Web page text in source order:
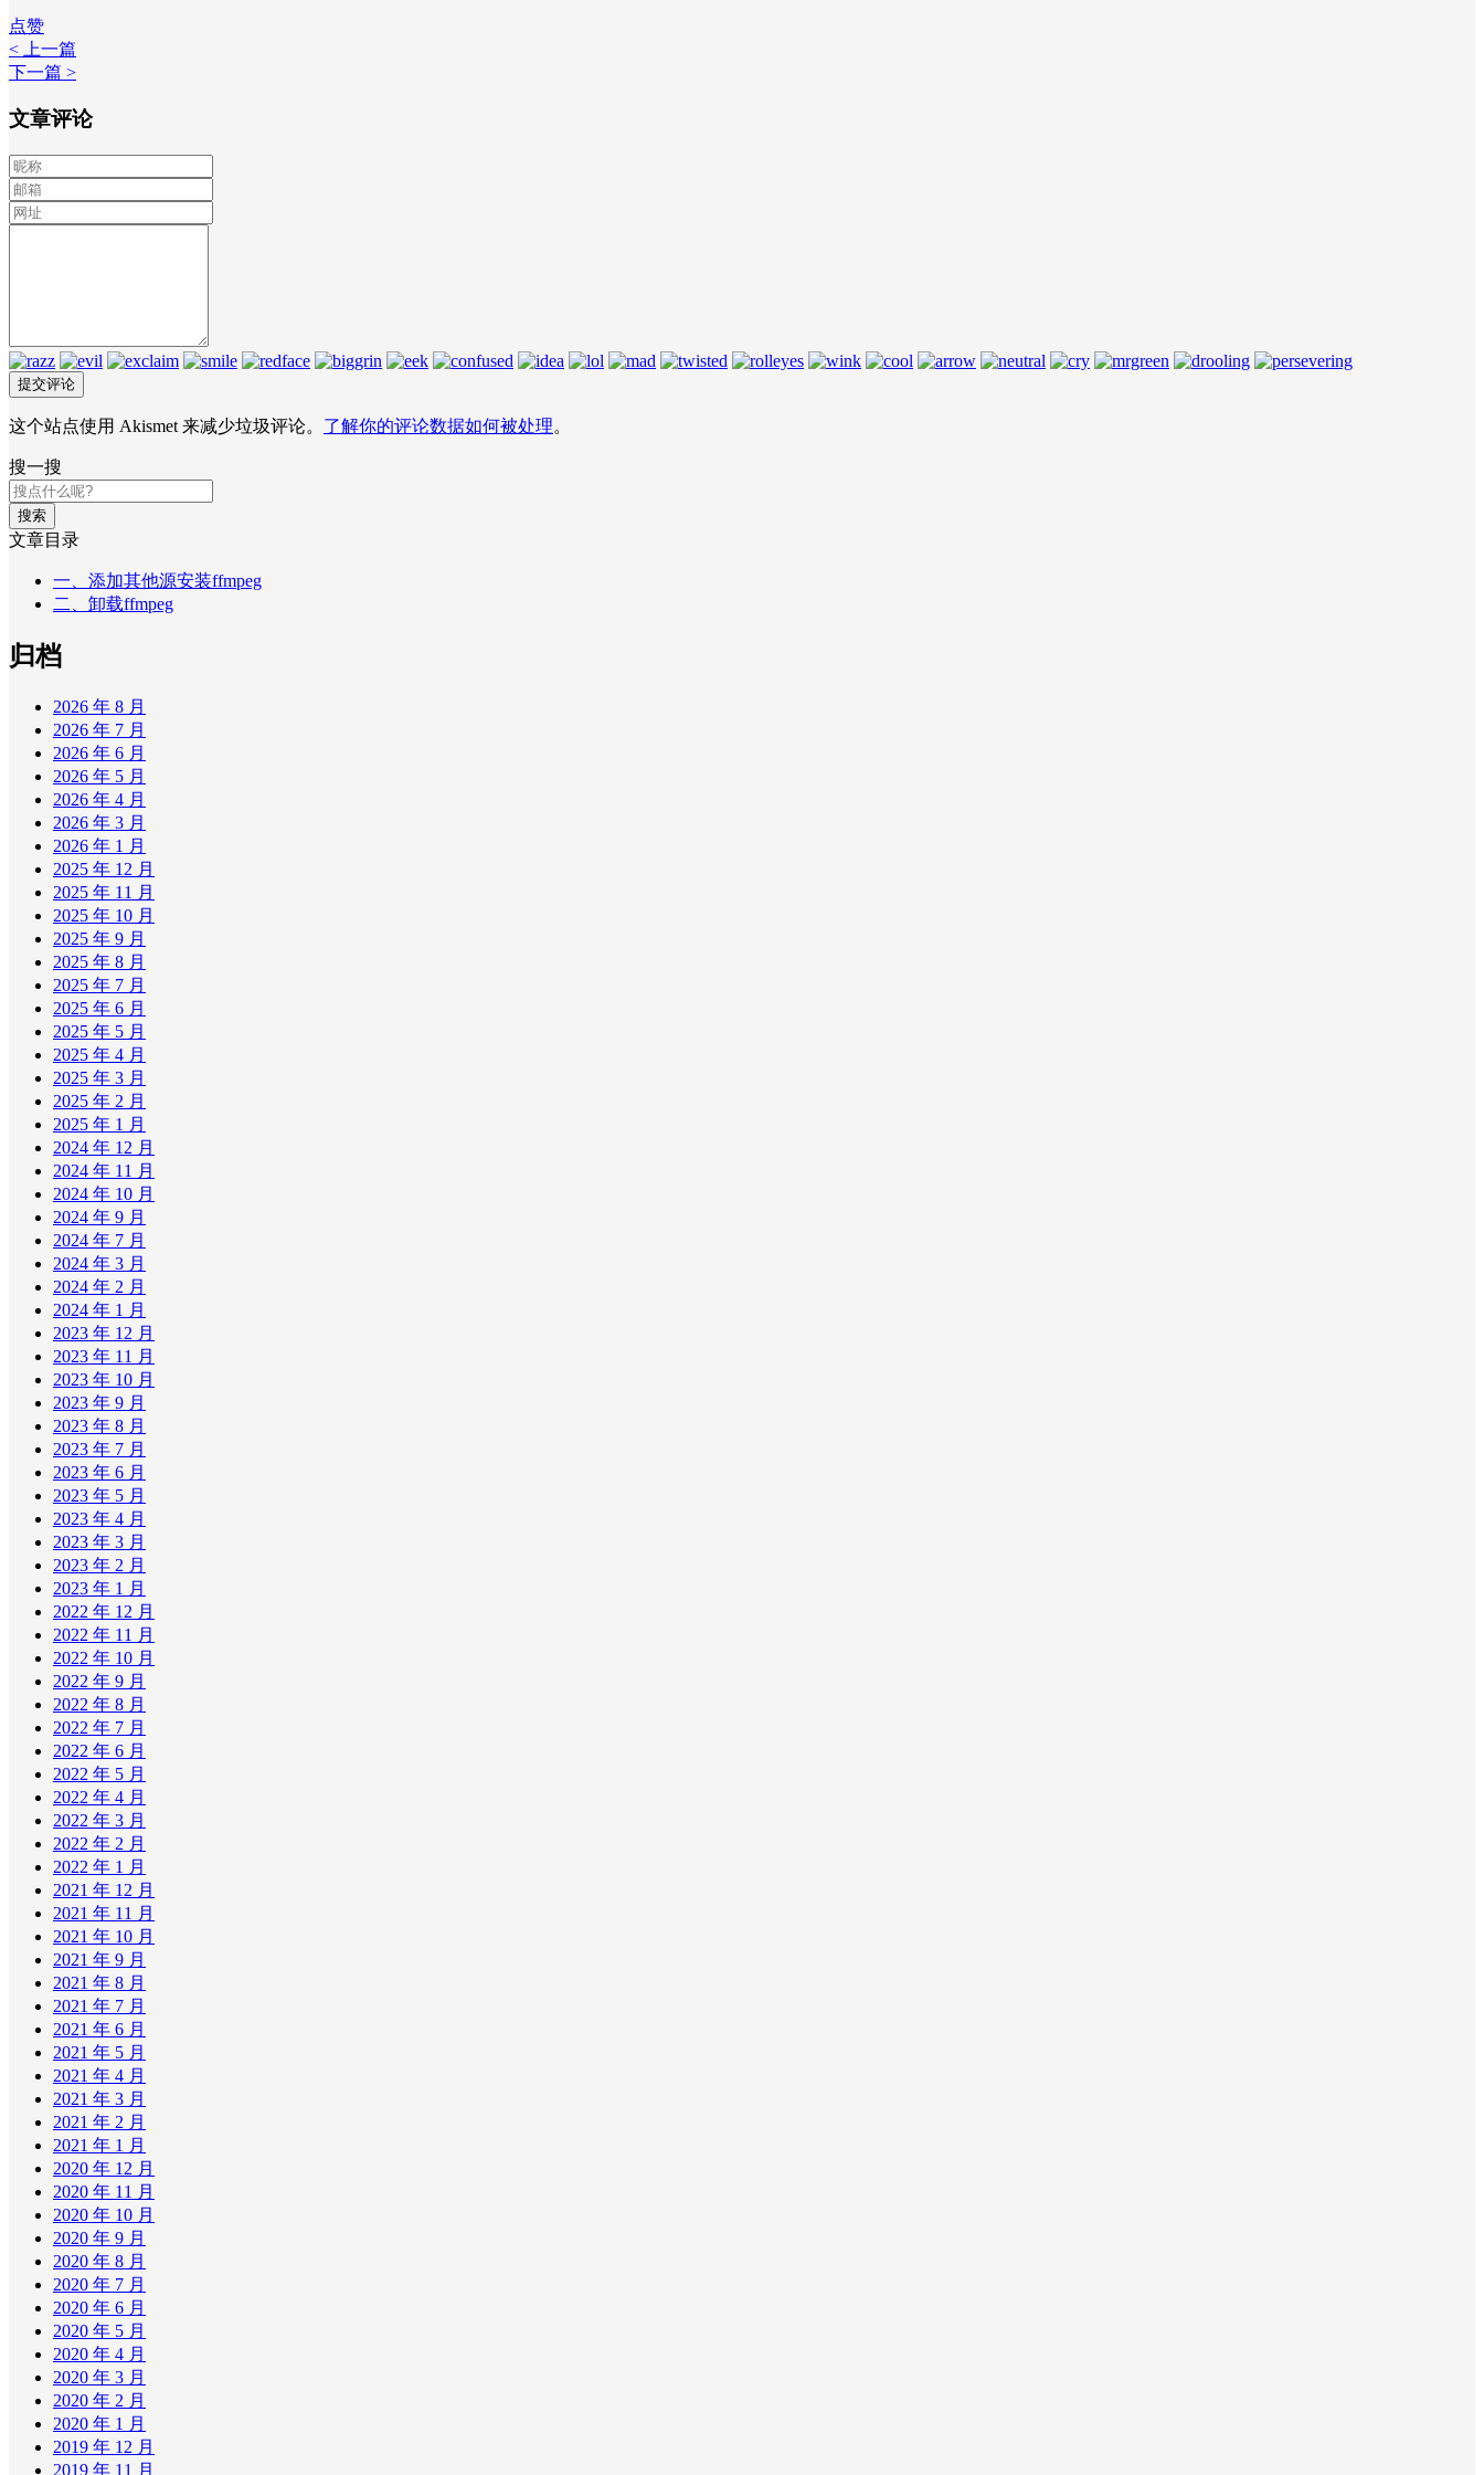
点赞
< 上一篇
下一篇 >
文章评论
这个站点使用 Akismet 来减少垃圾评论。 了解你的评论数据如何被处理。
搜一搜
搜索
文章目录
一、添加其他源安装ffmpeg
二、卸载ffmpeg
归档
2026 年 8 月
2026 年 7 月
2026 年 6 月
2026 年 5 月
2026 年 4 月
2026 年 3 月
2026 年 1 月
2025 年 12 月
2025 年 11 月
2025 年 10 月
2025 年 9 月
2025 年 8 月
2025 年 7 月
2025 年 6 月
2025 年 5 月
2025 年 4 月
2025 年 3 月
2025 年 2 月
2025 年 1 月
2024 年 12 月
2024 年 11 月
2024 年 10 月
2024 年 9 月
2024 年 7 月
2024 年 3 月
2024 年 2 月
2024 年 1 月
2023 年 12 月
2023 年 11 月
2023 年 10 月
2023 年 9 月
2023 年 8 月
2023 年 7 月
2023 年 6 月
2023 年 5 月
2023 年 4 月
2023 年 3 月
2023 年 2 月
2023 年 1 月
2022 年 12 月
2022 年 11 月
2022 年 10 月
2022 年 9 月
2022 年 8 月
2022 年 7 月
2022 年 6 月
2022 年 5 月
2022 年 4 月
2022 年 3 月
2022 年 2 月
2022 年 1 月
2021 年 12 月
2021 年 11 月
2021 年 10 月
2021 年 9 月
2021 年 8 月
2021 年 7 月
2021 年 6 月
2021 年 5 月
2021 年 4 月
2021 年 3 月
2021 年 2 月
2021 年 1 月
2020 年 12 月
2020 年 11 月
2020 年 10 月
2020 年 9 月
2020 年 8 月
2020 年 7 月
2020 年 6 月
2020 年 5 月
2020 年 4 月
2020 年 3 月
2020 年 2 月
2020 年 1 月
2019 年 12 月
2019 年 11 月